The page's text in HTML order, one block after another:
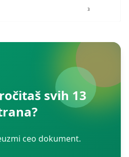
3
svih 13
ceo dokument.